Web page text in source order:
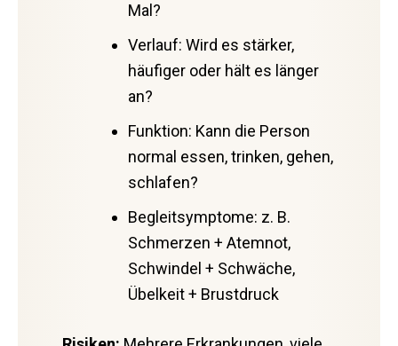
Mal?
Verlauf: Wird es stärker,
häufiger oder hält es länger
an?
Funktion: Kann die Person
normal essen, trinken, gehen,
schlafen?
Begleitsymptome: z. B.
Schmerzen + Atemnot,
Schwindel + Schwäche,
Übelkeit + Brustdruck